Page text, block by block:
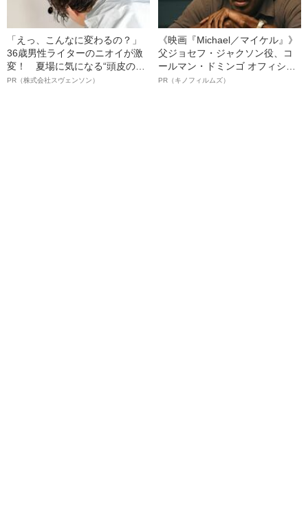
「えっ、こんなに変わるの？」
36歳男性ライターのニオイが激
変！ 夏場に気になる“頭皮のニ
オイ”や“ベタつき”を解消す
PR（株式会社スヴェンソン）
《映画『Michael／マイケル』》
父ジョセフ・ジャクソン役、コ
ールマン・ドミンゴ オフィシャ
ルインタビュー“観客を魅了した
PR（キノフィルムズ）